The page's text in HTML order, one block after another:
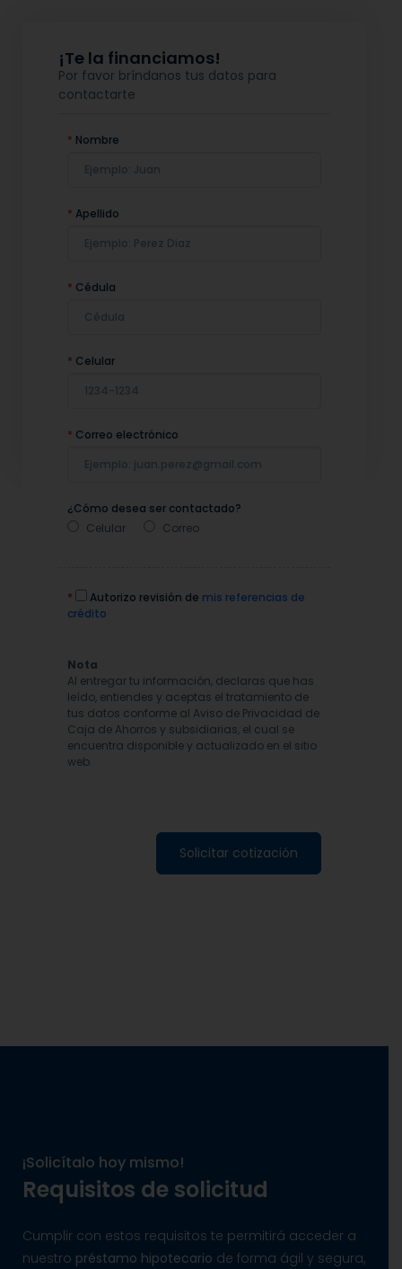
¡Te la financiamos!
Por favor bríndanos tus datos para
contactarte
* Nombre
* Apellido
* Cédula
* Celular
* Correo electrónico
¿Cómo desea ser contactado?
Celular
Correo
* Autorizo revisión de mis referencias de
crédito
Nota
Al entregar tu información, declaras que has
leído, entiendes y aceptas el tratamiento de
tus datos conforme al Aviso de Privacidad de
Caja de Ahorros y subsidiarias, el cual se
encuentra disponible y actualizado en el sitio
web.
Solicitar cotización
¡Solicítalo hoy mismo!
Requisitos de solicitud
Cumplir con estos requisitos te permitirá acceder a
nuestro préstamo hipotecario de forma ágil y segura,